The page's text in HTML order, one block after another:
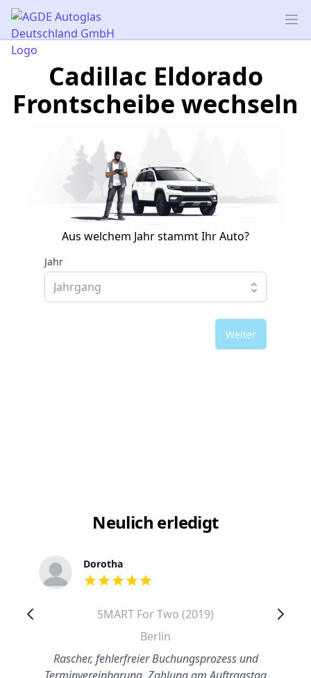
AGDE Autoglas Deutschland GmbH
Cadillac Eldorado
Frontscheibe wechseln
Aus welchem Jahr stammt Ihr Auto?
Jahr
Weiter
Neulich erledigt
Dorotha
out of 5 stars
SMART For Two (2019)
Berlin
Rascher, fehlerfreier Buchungsprozess und